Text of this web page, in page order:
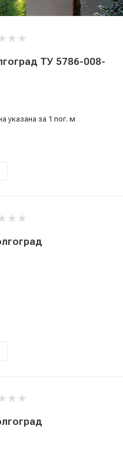
5786-008-
указана за 1 пог. м
D-100*0,34 м Волгоград